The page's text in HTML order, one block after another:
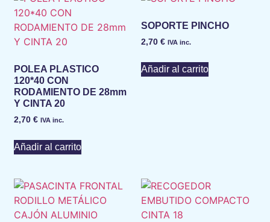
POLEA PLASTICO
120*40 CON
RODAMIENTO DE 28mm
Y CINTA 20
2,70€ IVA inc.
Añadir al carrito
SOPORTE PINCHO
2,70 € IVA inc.
Añadir al carrito